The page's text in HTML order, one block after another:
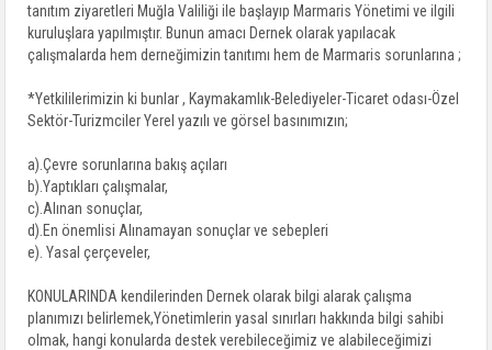
tanıtım ziyaretleri Muğla Valiliği ile başlayıp Marmaris Yönetimi ve ilgili
kuruluşlara yapılmıştır. Bunun amacı Dernek olarak yapılacak
çalışmalarda hem derneğimizin tanıtımı hem de Marmaris sorunlarına ;
*Yetkililerimizin ki bunlar , Kaymakamlık-Belediyeler-Ticaret odası-Özel
Sektör-Turizmciler Yerel yazılı ve görsel basınımızın;
a).Çevre sorunlarına bakış açıları
b).Yaptıkları çalışmalar,
c).Alınan sonuçlar,
d).En önemlisi Alınamayan sonuçlar ve sebepleri
e). Yasal çerçeveler,
KONULARINDA kendilerinden Dernek olarak bilgi alarak çalışma
planımızı belirlemek,Yönetimlerin yasal sınırları hakkında bilgi sahibi
olmak, hangi konularda destek verebileceğimiz ve alabileceğimizi